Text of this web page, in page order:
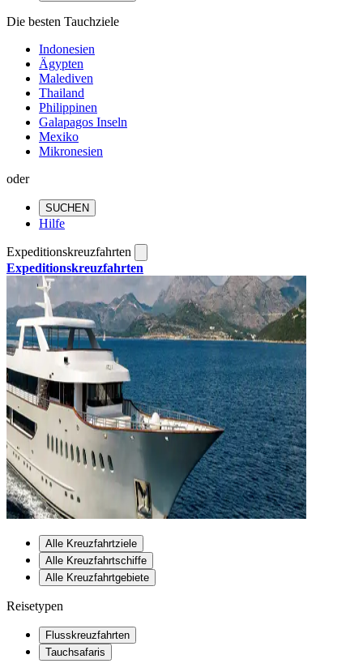
Die besten Tauchziele
Indonesien
Ägypten
Malediven
Thailand
Philippinen
Galapagos Inseln
Mexiko
Mikronesien
oder
SUCHEN
Hilfe
Expeditionskreuzfahrten
Expeditionskreuzfahrten
Alle Kreuzfahrtziele
Alle Kreuzfahrtschiffe
Alle Kreuzfahrtgebiete
Reisetypen
Flusskreuzfahrten
Tauchsafaris